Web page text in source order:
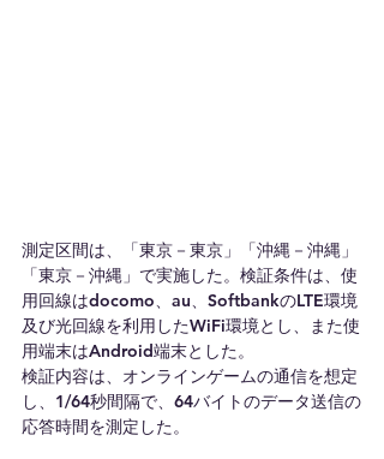
測定区間は、「東京－東京」「沖縄－沖縄」
「東京－沖縄」で実施した。検証条件は、使
用回線はdocomo、au、SoftbankのLTE環境
及び光回線を利用したWiFi環境とし、また使
用端末はAndroid端末とした。
検証内容は、オンラインゲームの通信を想定
し、1/64秒間隔で、64バイトのデータ送信の
応答時間を測定した。